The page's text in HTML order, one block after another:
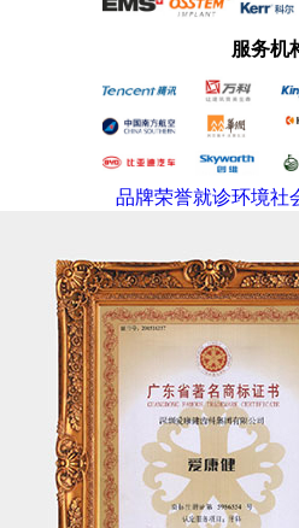
服务机
品牌荣誉就诊环境社